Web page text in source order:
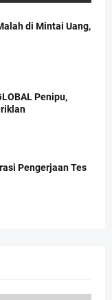
di Mintai Uang,
Penipu,
Pengerjaan Tes